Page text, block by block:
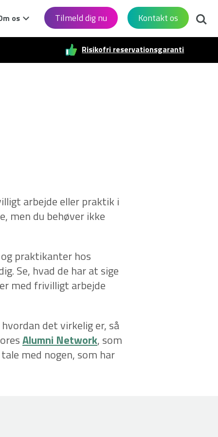
os Tilmeld dig nu Kontakt os Søg
Risikofri reservationsgaranti
arbejde eller praktik i
men du behøver ikke
praktikanter hos
Se, hvad de har at sige
med frivilligt arbejde
det virkelig er, så
Alumni Network, som
med nogen, som har